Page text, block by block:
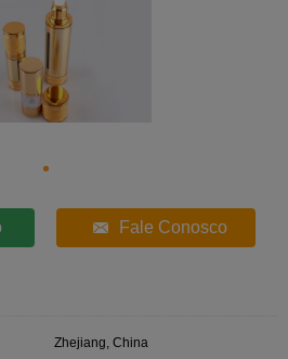
Fale Conosco
Zhejiang, China